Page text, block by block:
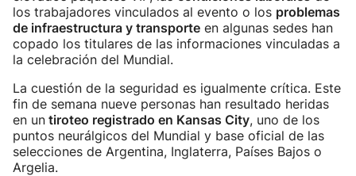
los trabajadores vinculados al evento o los problemas
de infraestructura y transporte en algunas sedes han
copado los titulares de las informaciones vinculadas a
la celebración del Mundial.
La cuestión de la seguridad es igualmente crítica. Este
fin de semana nueve personas han resultado heridas
en un tiroteo registrado en Kansas City, uno de los
puntos neurálgicos del Mundial y base oficial de las
selecciones de Argentina, Inglaterra, Países Bajos o
Argelia.